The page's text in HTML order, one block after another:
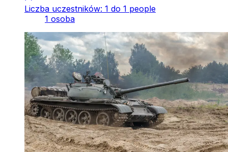
Liczba uczestników: 1 do 1 people
1 osoba